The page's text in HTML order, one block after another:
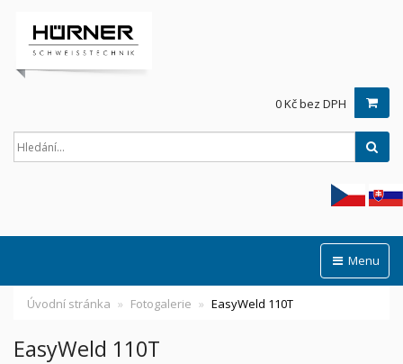
0 Kč bez DPH
Menu
Úvodní stránka Fotogalerie EasyWeld 110T
EasyWeld 110T